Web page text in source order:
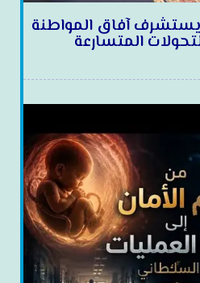
آفاق المواطنة
المتسارعة